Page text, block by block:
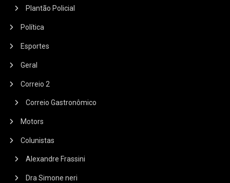
Plantão Policial
Política
Esportes
Geral
Correio 2
Correio Gastronômico
Motors
Colunistas
Alexandre Frassini
Dra Simone neri